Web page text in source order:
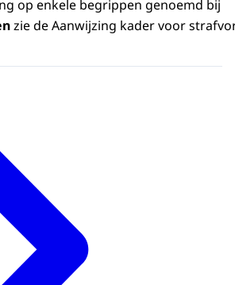
op enkele begrippen genoemd bij
zie de Aanwijzing kader voor